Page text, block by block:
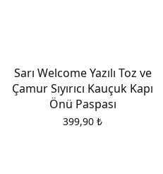
Sarı Welcome Yazılı Toz ve
Çamur Sıyırıcı Kauçuk Kapı
Önü Paspası
399,90 ₺